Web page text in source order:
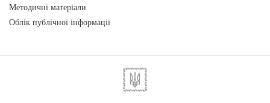
Методичні матеріали
Облік публічної інформації